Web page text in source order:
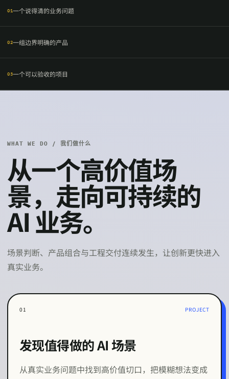
01一个说得清的业务问题
02一组边界明确的产品
03一个可以验收的项目
WHAT WE DO / 我们做什么
从一个高价值场
景，走向可持续的
AI 业务。
场景判断、产品组合与工程交付连续发生，让创新更快进入
真实业务。
0 1 PROJECT
发现值得做的 AI 场景
从真实业务问题中找到高价值切口，把模糊想法变成